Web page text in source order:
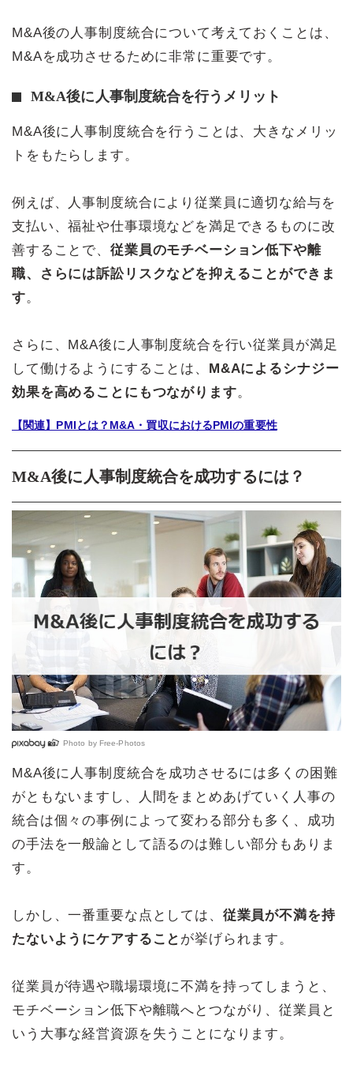
M&A後の人事制度統合について考えておくことは、
M&Aを成功させるために非常に重要です。
M&A後に人事制度統合を行うメリット
M&A後に人事制度統合を行うことは、大きなメリッ
トをもたらします。
例えば、人事制度統合により従業員に適切な給与を
支払い、福祉や仕事環境などを満足できるものに改
善することで、 従業員のモチベーション低下や離
職、さらには訴訟リスクなどを抑えることができま
す。
さらに、M&A後に人事制度統合を行い従業員が満足
して働けるようにすることは、
M&Aによるシナジー
効果を高めることにもつながります。
【関連】PMIとは？M&A・買収におけるPMIの重要性
M&A後に人事制度統合を成功するには？
Photo by Free-Photos
M&A後に人事制度統合を成功させるには多くの困難
がともないますし、人間をまとめあげていく人事の
統合は個々の事例によって変わる部分も多く、成功
の手法を一般論として語るのは難しい部分もありま
す。
しかし、一番重要な点としては、 従業員が不満を持
たないようにケアすること が挙げられます。
従業員が待遇や職場環境に不満を持ってしまうと、
モチベーション低下や離職へとつながり、従業員と
いう大事な経営資源を失うことになります。